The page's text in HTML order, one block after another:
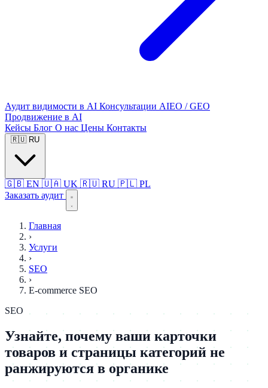
Аудит видимости в AI Консультации AIEO / GEO
Продвижение в AI
Кейсы Блог О нас Цены Контакты
🇷🇺 RU
🇬🇧 EN 🇺🇦 UK 🇷🇺 RU 🇵🇱 PL
Заказать аудит
Главная
›
Услуги
›
SEO
›
E-commerce SEO
SEO
Узнайте, почему ваши карточки
товаров и страницы категорий не
ранжируются в органике